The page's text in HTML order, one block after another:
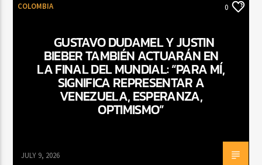
COLOMBIA 0
GUSTAVO DUDAMEL Y JUSTIN
BIEBER TAMBIÉN ACTUARÁN EN
LA FINAL DEL MUNDIAL: “PARA MÍ,
SIGNIFICA REPRESENTAR A
VENEZUELA, ESPERANZA,
OPTIMISMO”
JULY 9, 2026